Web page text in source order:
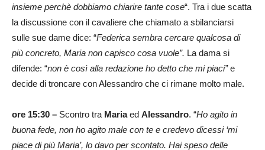
insieme perchè dobbiamo chiarire tante cose“. Tra i due scatta
la discussione con il cavaliere che chiamato a sbilanciarsi
sulle sue dame dice: “Federica sembra cercare qualcosa di
più concreto, Maria non capisco cosa vuole”. La dama si
difende: “non è così alla redazione ho detto che mi piaci”e
decide di troncare con Alessandro che ci rimane molto male.
ore 15:30 – Scontro tra Mariaed Alessandro. “Ho agito in
buona fede, non ho agito male con te e credevo dicessi ‘mi
piace di più Maria’, lo davo per scontato. Hai speso delle